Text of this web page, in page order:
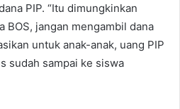
PIP. “Itu dimungkinkan
BOS, jangan mengambil dana
untuk anak-anak, uang PIP
sudah sampai ke siswa